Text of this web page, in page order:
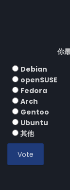
你
Debian
openSUSE
Fedora
Arch
Gentoo
Ubuntu
其他